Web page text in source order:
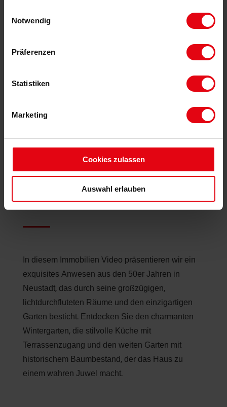
Notwendig
Präferenzen
Statistiken
Marketing
Cookies zulassen
Auswahl erlauben
vollständig modernisierte Haus, das mitten in der
Natur liegt und sofort bezugsfertig ist. Das Video
Raumgestaltung und den atemberaubenden
Stilvolles 50er Jahre
Anwesen
In diesem Immobilien Video präsentieren wir ein
exquisites Anwesen aus den 50er Jahren in
Neustadt, das durch seine großzügigen,
lichtdurchfluteten Räume und den einzigartigen
Garten besticht. Entdecken Sie den charmanten
Wintergarten, die stilvolle Küche mit
Terrassenzugang und den weiten Garten mit
historischem Baumbestand, der das Haus zu
einem wahren Juwel macht.